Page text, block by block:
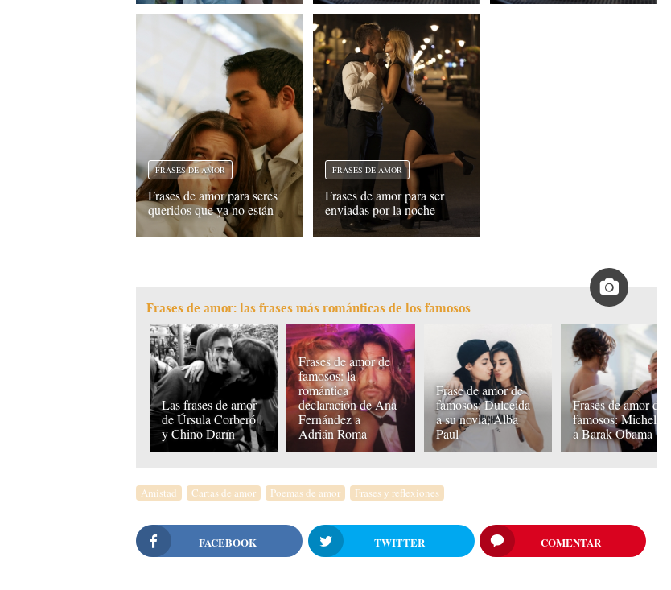
FRASES DE AMOR
Frases de amor para seres
queridos que ya no están
FRASES DE AMOR
Frases de amor para ser
enviadas por la noche
Frases de amor: las frases más románticas de los famosos
Las frases de amor
de Úrsula Corberó
y Chino Darín
Frases de amor de
famosos: la
romántica
declaración de Ana
Fernández a
Adrián Roma
Frase de amor de
famosos: Dulceida
a su novia, Alba
Paul
Frases de amor de
famosos: Michelle
a Barak Obama
Amistad Cartas de amor Poemas de amor Frases y reflexiones
FACEBOOK TWITTER COMENTAR